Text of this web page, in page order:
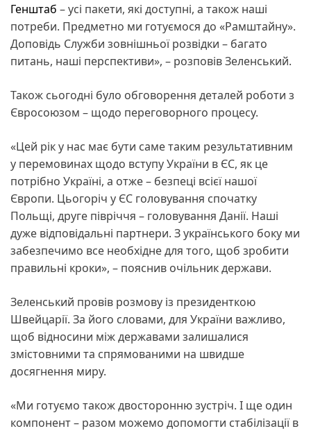
Генштаб – усі пакети, які доступні, а також наші
потреби. Предметно ми готуємося до «Рамштайну».
Доповідь Служби зовнішньої розвідки – багато
питань, наші перспективи», – розповів Зеленський.
Також сьогодні було обговорення деталей роботи з
Євросоюзом – щодо переговорного процесу.
«Цей рік у нас має бути саме таким результативним
у перемовинах щодо вступу України в ЄС, як це
потрібно Україні, а отже – безпеці всієї нашої
Європи. Цьогоріч у ЄС головування спочатку
Польщі, друге півріччя – головування Данії. Наші
дуже відповідальні партнери. З українського боку ми
забезпечимо все необхідне для того, щоб зробити
правильні кроки», – пояснив очільник держави.
Зеленський провів розмову із президенткою
Швейцарії. За його словами, для України важливо,
щоб відносини між державами залишалися
змістовними та спрямованими на швидше
досягнення миру.
«Ми готуємо також двосторонню зустріч. І ще один
компонент – разом можемо допомогти стабілізації в